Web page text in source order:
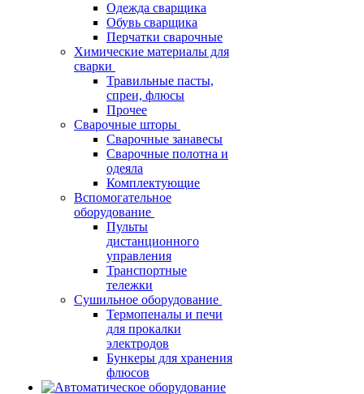
Одежда сварщика
Обувь сварщика
Перчатки сварочные
Химические материалы для
сварки
Травильные пасты,
спреи, флюсы
Прочее
Сварочные шторы
Сварочные занавесы
Сварочные полотна и
одеяла
Комплектующие
Вспомогательное
оборудование
Пульты
дистанционного
управления
Транспортные
тележки
Сушильное оборудование
Термопеналы и печи
для прокалки
электродов
Бункеры для хранения
флюсов